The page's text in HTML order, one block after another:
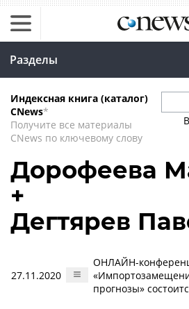
Разделы
Индексная книга (каталог)
CNews*
Получите все материалы
CNews по ключевому слову
Дорофеева
+
Дегтярев
27.11.2020
ОНЛАЙН-
прогнозы»